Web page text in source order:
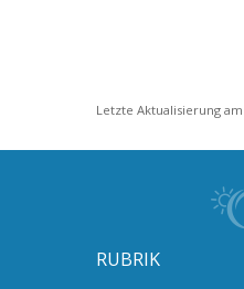
Letzte Aktualisierung
RUBRIK